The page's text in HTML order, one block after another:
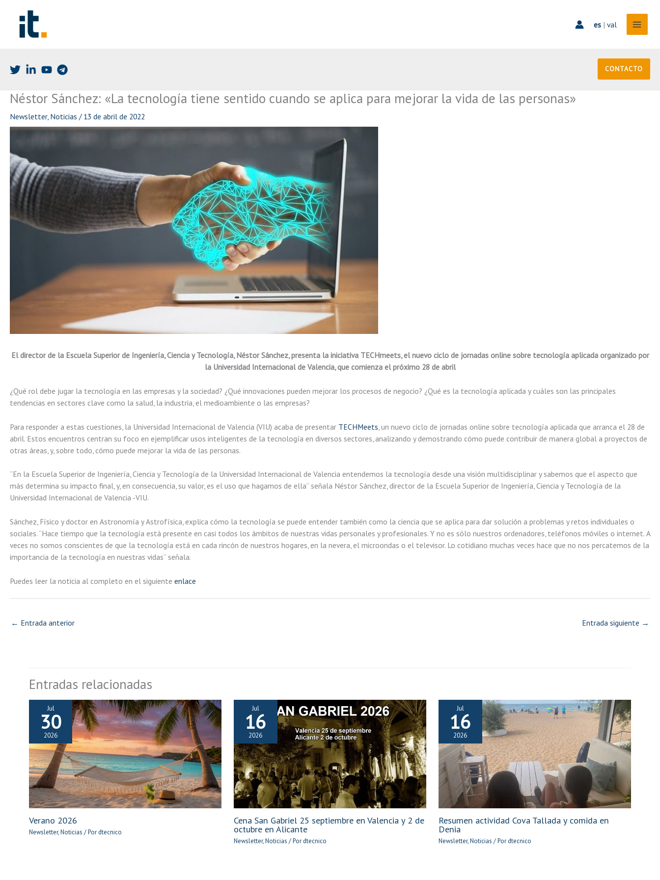
es| val
CONTACTO
Néstor Sánchez: «La tecnología tiene sentido cuando se aplica para mejorar la vida de las personas»
Newsletter, Noticias / 13 de abril de 2022
El director de la Escuela Superior de Ingeniería, Ciencia y Tecnología, Néstor Sánchez, presenta la iniciativa TECHmeets, el nuevo ciclo de jornadas online sobre tecnología aplicada organizado por
la Universidad Internacional de Valencia, que comienza el próximo 28 de abril
¿Qué rol debe jugar la tecnología en las empresas y la sociedad? ¿Qué innovaciones pueden mejorar los procesos de negocio? ¿Qué es la tecnología aplicada y cuáles son las principales
tendencias en sectores clave como la salud, la industria, el medioambiente o las empresas?
Para responder a estas cuestiones, la Universidad Internacional de Valencia (VIU) acaba de presentar TECHMeets , un nuevo ciclo de jornadas online sobre tecnología aplicada que arranca el 28 de
abril. Estos encuentros centran su foco en ejemplificar usos inteligentes de la tecnología en diversos sectores, analizando y demostrando cómo puede contribuir de manera global a proyectos de
otras áreas, y, sobre todo, cómo puede mejorar la vida de las personas.
“En la Escuela Superior de Ingeniería, Ciencia y Tecnología de la Universidad Internacional de Valencia entendemos la tecnología desde una visión multidisciplinar y sabemos que el aspecto que
más determina su impacto final, y, en consecuencia, su valor, es el uso que hagamos de ella” señala Néstor Sánchez, director de la Escuela Superior de Ingeniería, Ciencia y Tecnología de la
Universidad Internacional de Valencia -VIU.
Sánchez, Físico y doctor en Astronomía y Astrofísica, explica cómo la tecnología se puede entender también como la ciencia que se aplica para dar solución a problemas y retos individuales o
sociales. “Hace tiempo que la tecnología está presente en casi todos los ámbitos de nuestras vidas personales y profesionales. Y no es sólo nuestros ordenadores, teléfonos móviles o internet. A
veces no somos conscientes de que la tecnología está en cada rincón de nuestros hogares, en la nevera, el microondas o el televisor. Lo cotidiano muchas veces hace que no nos percatemos de la
importancia de la tecnología en nuestras vidas” señala.
Puedes leer la noticia al completo en el siguiente enlace
← Entrada anterior Entrada siguiente →
Entradas relacionadas
Jul
30
2026
Verano 2026
Newsletter,Noticias / Pordtecnico
Jul
16
2026
Cena San Gabriel 25 septiembre en Valencia y 2 de
octubre en Alicante
Newsletter,Noticias / Pordtecnico
Jul
16
2026
Resumen actividad Cova Tallada y comida en
Denia
Newsletter,Noticias / Pordtecnico